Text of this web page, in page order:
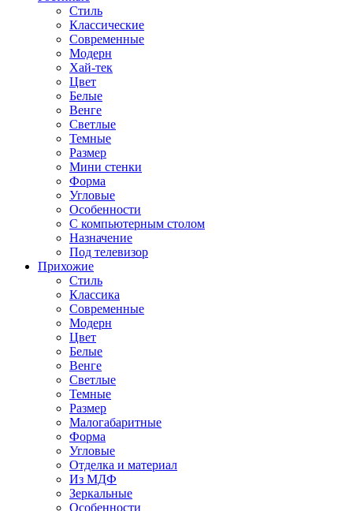
Стиль
Классические
Современные
Модерн
Хай-тек
Цвет
Белые
Венге
Светлые
Темные
Размер
Мини стенки
Форма
Угловые
Особенности
С компьютерным столом
Назначение
Под телевизор
Прихожие
Стиль
Классика
Современные
Модерн
Цвет
Белые
Венге
Светлые
Темные
Размер
Малогабаритные
Форма
Угловые
Отделка и материал
Из МДФ
Зеркальные
Особенности